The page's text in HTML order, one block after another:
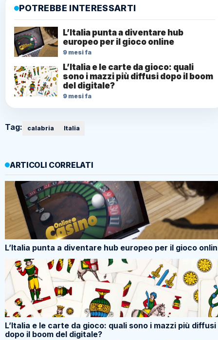
POTREBBE INTERESSARTI
L’Italia punta a diventare hub
europeo per il gioco online
9 mesi fa
L’Italia e le carte da gioco: quali
sono i mazzi più diffusi dopo il boom
del digitale?
9 mesi fa
Tag: calabria Italia
ARTICOLI CORRELATI
L’Italia punta a diventare hub europeo per il gioco
L’Italia e le carte da gioco: quali sono i mazzi più diffusi
dopo il boom del digitale?